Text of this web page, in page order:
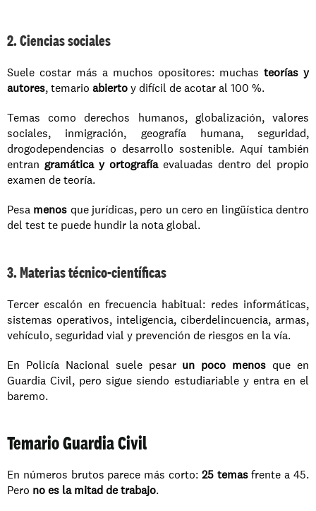
2. Ciencias sociales
Suele costar más a muchos opositores: muchas teorías y
autores, temario abierto y difícil de acotar al 100 %.
Temas como derechos humanos, globalización, valores
sociales, inmigración, geografía humana, seguridad,
drogodependencias o desarrollo sostenible. Aquí también
entran gramática y ortografía evaluadas dentro del propio
examen de teoría.
Pesa menos que jurídicas, pero un cero en lingüística dentro
del test te puede hundir la nota global.
3. Materias técnico-científicas
Tercer escalón en frecuencia habitual: redes informáticas,
sistemas operativos, inteligencia, ciberdelincuencia, armas,
vehículo, seguridad vial y prevención de riesgos en la vía.
En Policía Nacional suele pesar un poco menos que en
Guardia Civil, pero sigue siendo estudiariable y entra en el
baremo.
Temario Guardia Civil
En números brutos parece más corto: 25 temas frente a 45.
Pero no es la mitad de trabajo.